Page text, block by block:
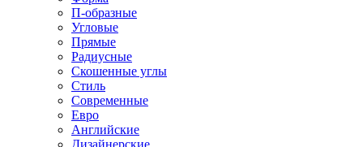
П-образные
Угловые
Прямые
Радиусные
Скошенные углы
Стиль
Современные
Евро
Английские
Дизайнерские